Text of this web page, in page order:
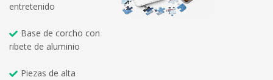
entretenido
Base de corcho con
ribete de aluminio
Piezas de alta